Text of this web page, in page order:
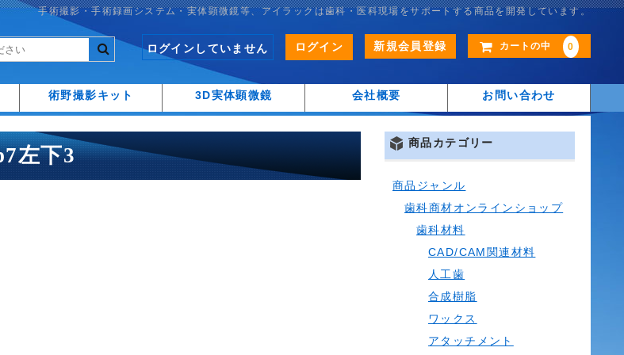
手術撮影・手術録画システム・実体顕微鏡等、アイラックは歯科・医科現場をサポートする商品を開発しています。
カートの中 0
ログインしていません ログイン 新規会員登録
術野撮影キット 3D実体顕微鏡 会社概要 お問い合わせ
左下3
商品カテゴリー
商品ジャンル
歯科商材オンラインショップ
歯科材料
CAD/CAM関連材料
人工歯
合成樹脂
ワックス
アタッチメント